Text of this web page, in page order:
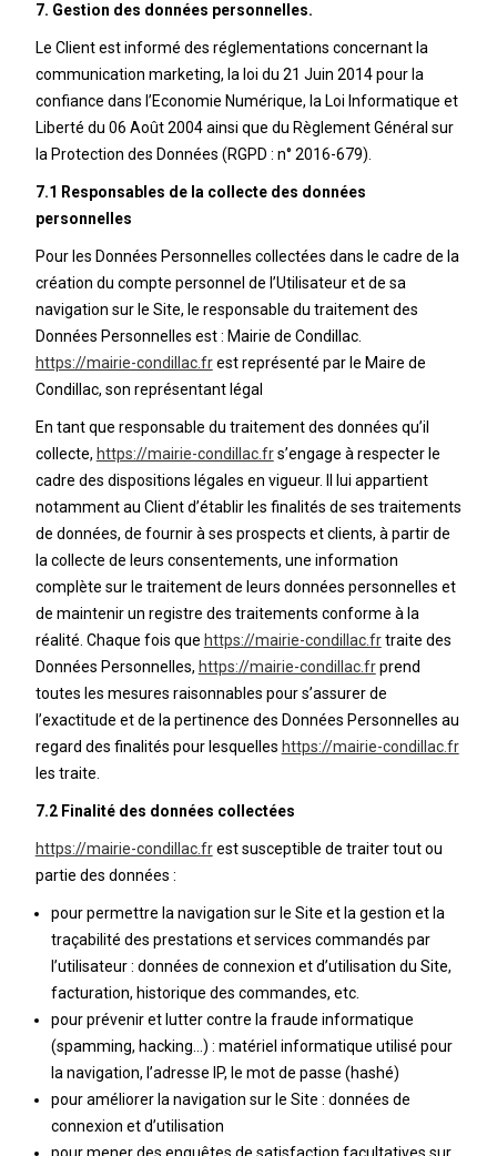
7. Gestion des données personnelles.
Le Client est informé des réglementations concernant la
communication marketing, la loi du 21 Juin 2014 pour la
confiance dans l’Economie Numérique, la Loi Informatique et
Liberté du 06 Août 2004 ainsi que du Règlement Général sur
la Protection des Données (RGPD : n° 2016-679).
7.1 Responsables de la collecte des données
personnelles
Pour les Données Personnelles collectées dans le cadre de la
création du compte personnel de l’Utilisateur et de sa
navigation sur le Site, le responsable du traitement des
Données Personnelles est : Mairie de Condillac.
https://mairie-condillac.frest représenté par le Maire de
Condillac, son représentant légal
En tant que responsable du traitement des données qu’il
collecte, https://mairie-condillac.frs’engage à respecter le
cadre des dispositions légales en vigueur. Il lui appartient
notamment au Client d’établir les finalités de ses traitements
de données, de fournir à ses prospects et clients, à partir de
la collecte de leurs consentements, une information
complète sur le traitement de leurs données personnelles et
de maintenir un registre des traitements conforme à la
réalité. Chaque fois que https://mairie-condillac.frtraite des
Données Personnelles, https://mairie-condillac.frprend
toutes les mesures raisonnables pour s’assurer de
l’exactitude et de la pertinence des Données Personnelles au
regard des finalités pour lesquelles https://mairie-condillac.fr
les traite.
7.2 Finalité des données collectées
https://mairie-condillac.frest susceptible de traiter tout ou
partie des données :
pour permettre la navigation sur le Site et la gestion et la
traçabilité des prestations et services commandés par
l’utilisateur : données de connexion et d’utilisation du Site,
facturation, historique des commandes, etc.
pour prévenir et lutter contre la fraude informatique
(spamming, hacking…) : matériel informatique utilisé pour
la navigation, l’adresse IP, le mot de passe (hashé)
pour améliorer la navigation sur le Site : données de
connexion et d’utilisation